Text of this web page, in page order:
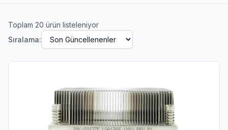
Toplam 20 ürün listeleniyor
Sıralama: